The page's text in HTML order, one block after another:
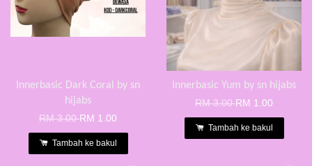
Innerbasic Dark Coral by sn
hijabs
RM 3.00RM 1.00
Tambah ke bakul
Innerbasic Yum by sn hijabs
RM 3.00RM 1.00
Tambah ke bakul